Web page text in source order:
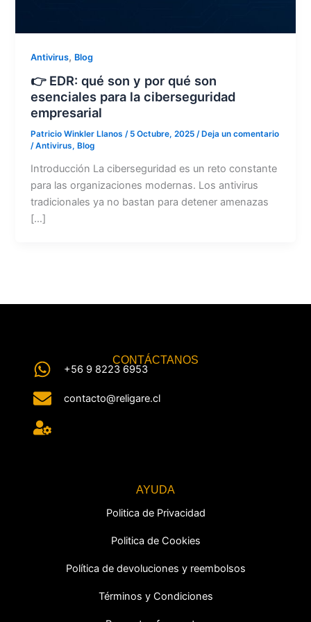
Antivirus, Blog
👉 EDR: qué son y por qué son
esenciales para la ciberseguridad
empresarial
Patricio Winkler Llanos/ 5 Octubre, 2025/ Deja un comentario
/Antivirus, Blog
Introducción La ciberseguridad es un reto constante
para las organizaciones modernas. Los antivirus
tradicionales ya no bastan para detener amenazas
[…]
CONTÁCTANOS
+56 9 8223 6953
contacto@religare.cl
AYUDA
Politica de Privacidad
Politica de Cookies
Política de devoluciones y reembolsos
Términos y Condiciones